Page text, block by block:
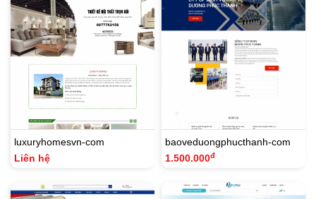
luxuryhomesvn-com
Liên hệ
baoveduongphucthanh-com
1.500.000đ